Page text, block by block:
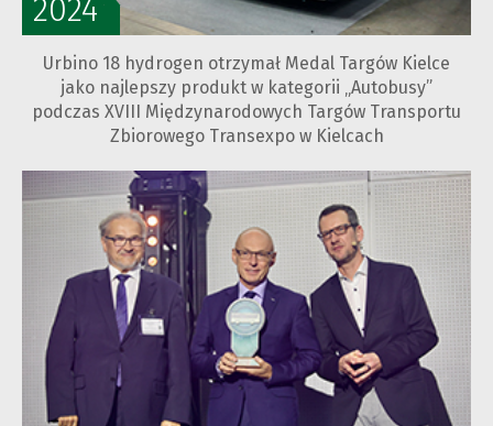
2024
Urbino 18 hydrogen otrzymał Medal Targów Kielce
jako najlepszy produkt w kategorii „Autobusy”
podczas XVIII Międzynarodowych Targów Transportu
Zbiorowego Transexpo w Kielcach